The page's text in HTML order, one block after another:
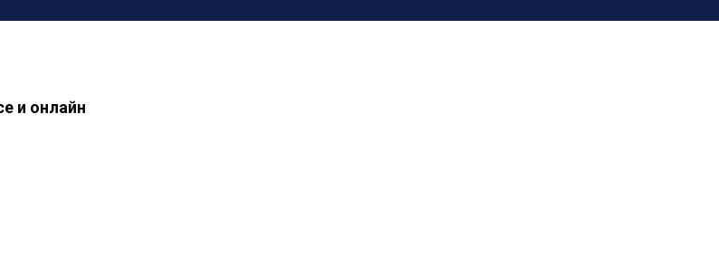
и онлайн